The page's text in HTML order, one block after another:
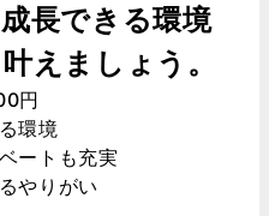
長できる環境
えましょう。
円
環境
ートも充実
やりがい